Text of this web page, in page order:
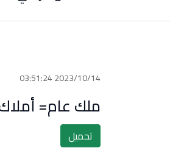
2023/10/14 03:51:24
ملك عام=
تحميل